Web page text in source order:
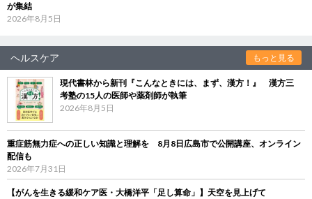
が集結
2026年8月5日
ヘルスケア もっと見る
現代書林から新刊『こんなときには、まず、漢方！』 漢方三
考塾の15人の医師や薬剤師が執筆
2026年8月5日
重症筋無力症への正しい知識と理解を 8月8日広島市で公開講座、オンライン
配信も
2026年7月31日
【がんを生きる緩和ケア医・大橋洋平「足し算命」】天空を見上げて